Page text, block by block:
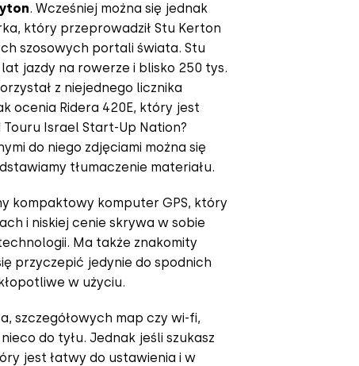
. Wcześniej można się jednak
który przeprowadził Stu Kerton
szosowych portali świata. Stu
jazdy na rowerze i blisko 250 tys.
z niejednego licznika
ocenia Ridera 420E, który jest
Israel Start-Up Nation?
do niego zdjęciami można się
tłumaczenie materiału.
kompaktowy komputer GPS, który
i niskiej cenie skrywa w sobie
Ma także znakomity
przyczepić jedynie do spodnich
w użyciu.
szczegółowych map czy wi-fi,
do tyłu. Jednak jeśli szukasz
jest łatwy do ustawienia i w